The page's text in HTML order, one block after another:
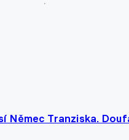
Tranziska.